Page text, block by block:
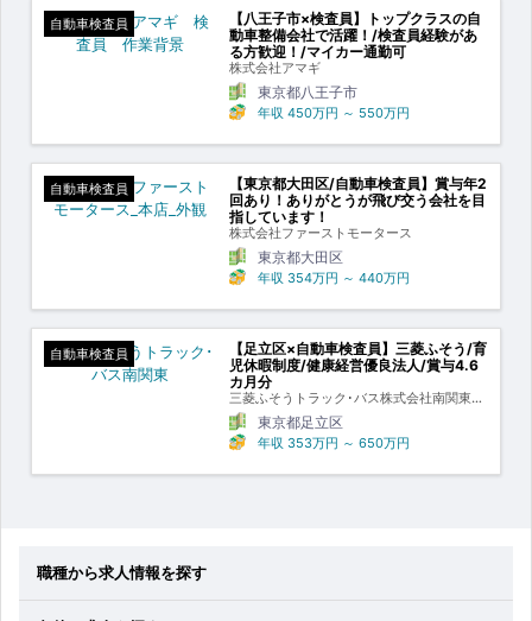
自動車検査員
【八王子市×検査員】トップクラスの自
動車整備会社で活躍！/検査員経験があ
る方歓迎！/マイカー通勤可
株式会社アマギ
東京都八王子市
年収 450万円 ～ 550万円
自動車検査員
【東京都大田区/自動車検査員】賞与年2
回あり！ありがとうが飛び交う会社を目
指しています！
株式会社ファーストモータース
東京都大田区
年収 354万円 ～ 440万円
自動車検査員
【足立区×自動車検査員】三菱ふそう/育
児休暇制度/健康経営優良法人/賞与4.6
カ月分
三菱ふそうトラック･バス株式会社南関東・
甲信ふそう東京都足立区
年収 353万円 ～ 650万円
職種から求人情報を探す